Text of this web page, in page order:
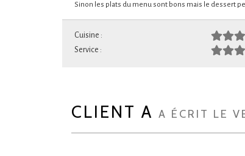
Sinon les plats du menu sont bons mais le dessert
Cuisine :
Service :
CLIENT A A ÉCRIT LE